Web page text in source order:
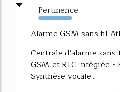
Pertinence
2083%
Alarme GSM sans fil
Centrale d'alarme
GSM et RTC intégrée -
Synthèse vocale...